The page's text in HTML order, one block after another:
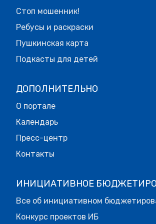
Стоп мошенник!
Ребусы и раскраски
Пушкинская карта
Подкасты для детей
ДОПОЛНИТЕЛЬНО
О портале
Календарь
Пресс-центр
Контакты
ИНИЦИАТИВНОЕ
Все об инициативном
Конкурс проектов ИБ